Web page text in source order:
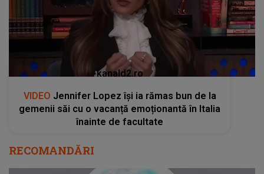
kanald2.ro
VIDEO Jennifer Lopez își ia rămas bun de la
gemenii săi cu o vacanță emoționantă în Italia
înainte de facultate
RECOMANDĂRI